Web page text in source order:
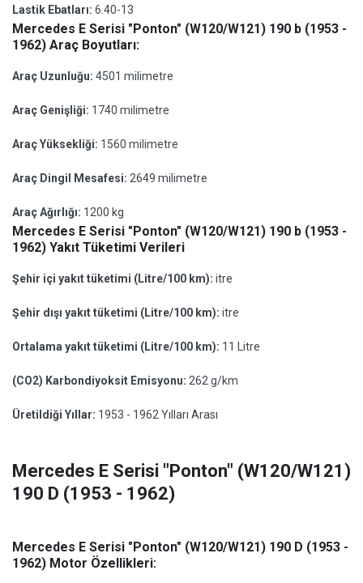
Lastik Ebatları: 6.40-13
Mercedes E Serisi "Ponton" (W120/W121) 190 b (1953 -
1962) Araç Boyutları:
Araç Uzunluğu: 4501 milimetre
Araç Genişliği: 1740 milimetre
Araç Yüksekliği: 1560 milimetre
Araç Dingil Mesafesi: 2649 milimetre
Araç Ağırlığı: 1200 kg
Mercedes E Serisi "Ponton" (W120/W121) 190 b (1953 -
1962) Yakıt Tüketimi Verileri
Şehir içi yakıt tüketimi (Litre/100 km): itre
Şehir dışı yakıt tüketimi (Litre/100 km): itre
Ortalama yakıt tüketimi (Litre/100 km): 11 Litre
(CO2) Karbondiyoksit Emisyonu: 262 g/km
Üretildiği Yıllar: 1953 - 1962 Yılları Arası
Mercedes E Serisi "Ponton" (W120/W121)
190 D (1953 - 1962)
Mercedes E Serisi "Ponton" (W120/W121) 190 D (1953 -
1962) Motor Özellikleri: